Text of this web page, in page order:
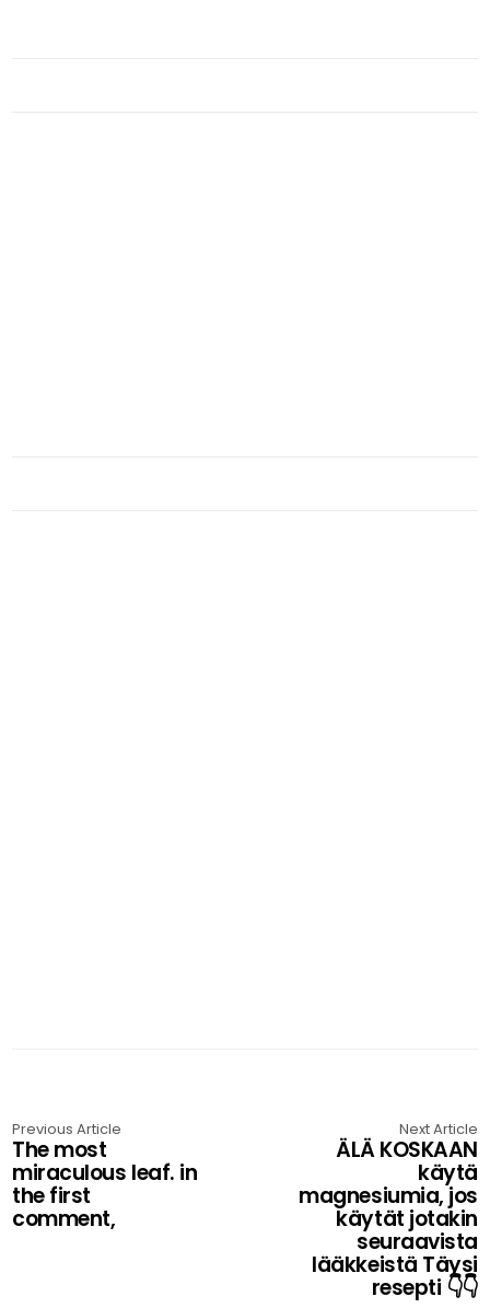
Previous Article
The most
miraculous leaf. in
the first
comment,
Next Article
ÄLÄ KOSKAAN
käytä
magnesiumia, jos
käytät jotakin
seuraavista
lääkkeistä Täysi
resepti 👇👇